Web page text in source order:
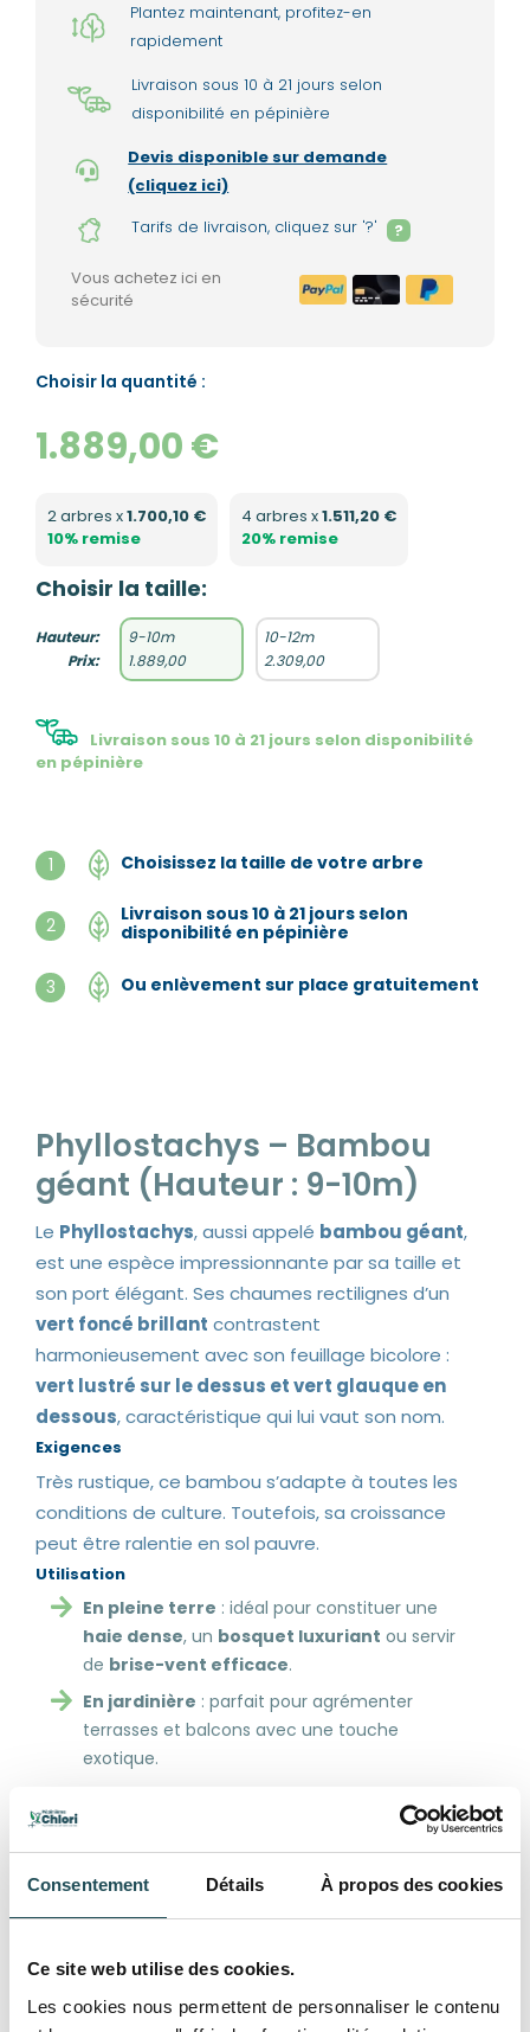
Consentement Détails À propos des cookies
Ce site web utilise des cookies.
Les cookies nous permettent de personnaliser le contenu
Plantez maintenant, profitez-en
rapidement
Livraison sous 10 à 21 jours selon
disponibilité en pépinière
Devis disponible sur demande
(cliquez ici)
Tarifs de livraison, cliquez sur '?'
?
Vous achetez ici en
sécurité
Choisir la quantité :
1.889,00 €
2 arbres x1.700,10 €
10% remise
4 arbres x1.511,20 €
20% remise
Choisir la taille:
Hauteur:
Prix:
9-10m
1.889,00
10-12m
2.309,00
Livraison sous 10 à 21 jours selon disponibilité
en pépinière
1 Choisissez la taille de votre arbre
2
Livraison sous 10 à 21 jours selon
disponibilité en pépinière
3 Ou enlèvement sur place gratuitement
Phyllostachys – Bambou
géant (Hauteur : 9-10m)
Le Phyllostachys, aussi appelé bambou géant,
est une espèce impressionnante par sa taille et
son port élégant. Ses chaumes rectilignes d’un
vert foncé brillant contrastent
harmonieusement avec son feuillage bicolore :
vert lustré sur le dessus et vert glauque en
dessous, caractéristique qui lui vaut son nom.
Exigences
Très rustique, ce bambou s’adapte à toutes les
conditions de culture. Toutefois, sa croissance
peut être ralentie en sol pauvre.
Utilisation
En pleine terre : idéal pour constituer une
haie dense, un bosquet luxuriant ou servir
de brise-vent efficace.
En jardinière : parfait pour agrémenter
terrasses et balcons avec une touche
exotique.
terre végétale bien
engrais deux fois par an
croissance optimale.
Polyvalent et esthétique, lePhyllostachysest